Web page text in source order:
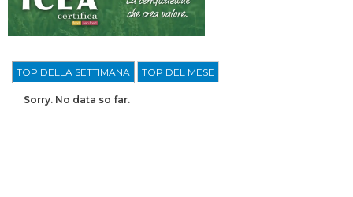
TOP DELLA SETTIMANA TOP DEL MESE
Sorry. No data so far.